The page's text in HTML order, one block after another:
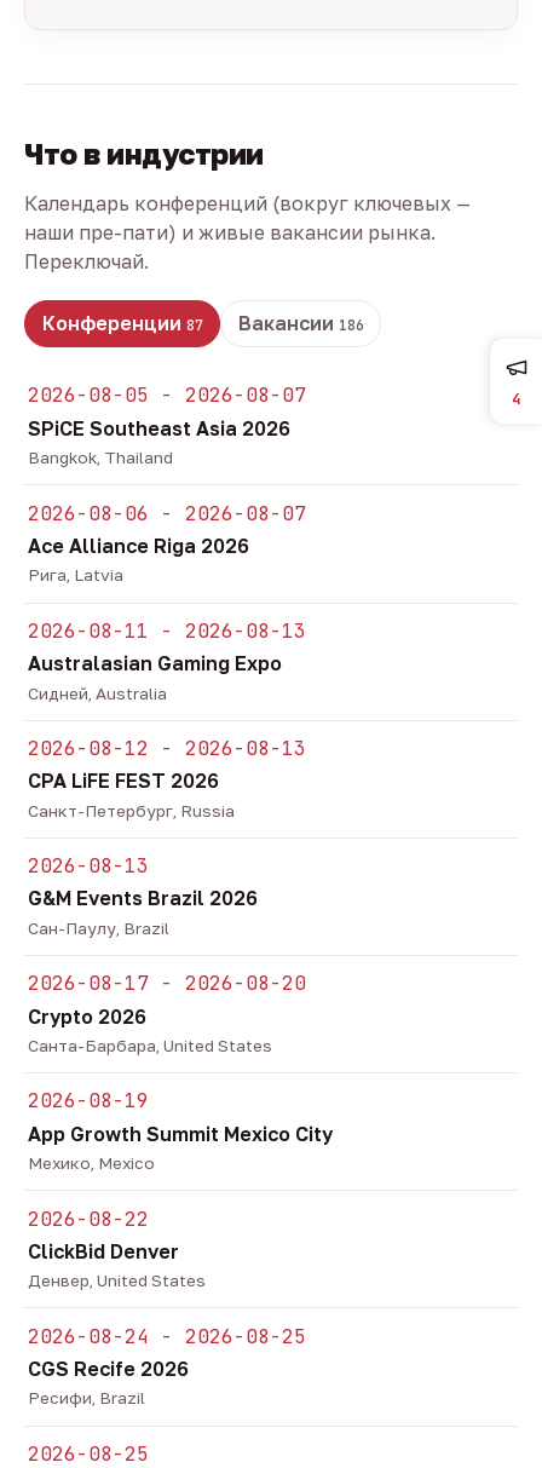
Что в индустрии
Календарь конференций (вокруг ключевых —
наши пре-пати) и живые вакансии рынка.
Переключай.
Конференции 87 Вакансии 186
2026-08-05 - 2026-08-07
SPiCE Southeast Asia 2026
Bangkok, Thailand
2026-08-06 - 2026-08-07
Ace Alliance Riga 2026
Рига, Latvia
2026-08-11 - 2026-08-13
Australasian Gaming Expo
Сидней, Australia
2026-08-12 - 2026-08-13
CPA LiFE FEST 2026
Санкт-Петербург, Russia
2026-08-13
G&M Events Brazil 2026
Сан-Паулу, Brazil
2026-08-17 - 2026-08-20
Crypto 2026
Санта-Барбара, United States
2026-08-19
App Growth Summit Mexico City
Мехико, Mexico
2026-08-22
ClickBid Denver
Денвер, United States
2026-08-24 - 2026-08-25
CGS Recife 2026
Ресифи, Brazil
2026-08-25
4